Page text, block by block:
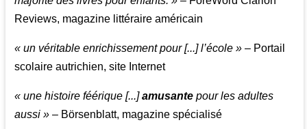
Reviews, magazine littéraire américain
« un véritable enrichissement pour [...] l’école » – Portail
scolaire autrichien, site Internet
« une histoire féérique [...]amusante pour les adultes
aussi » – Börsenblatt, magazine spécialisé